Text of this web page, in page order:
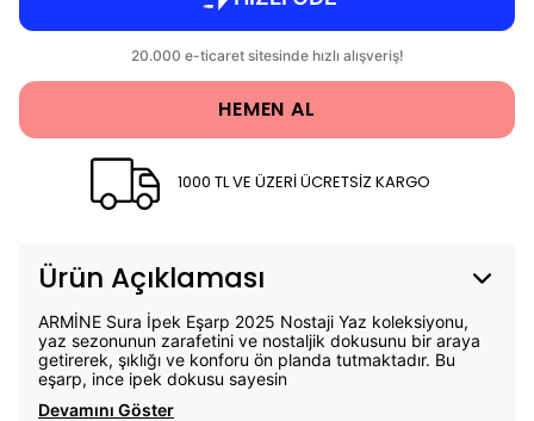
HEMEN AL
1000 TL VE ÜZERİ ÜCRETSİZ KARGO
Ürün Açıklaması
ARMİNE Sura İpek Eşarp 2025 Nostaji Yaz koleksiyonu,
yaz sezonunun zarafetini ve nostaljik dokusunu bir araya
getirerek, şıklığı ve konforu ön planda tutmaktadır. Bu
eşarp, ince ipek dokusu sayesin
Devamını Göster